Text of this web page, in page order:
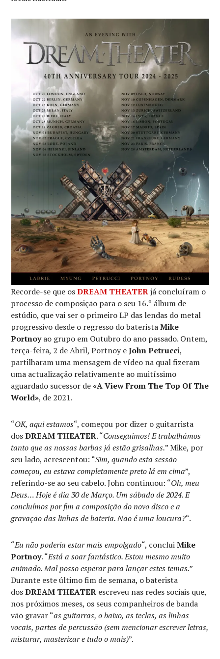
Recorde-se que osDREAM THEATERjá concluíram o
processo de composição para o seu 16.º álbum de
estúdio, que vai ser o primeiro LP das lendas do metal
progressivo desde o regresso do bateristaMike
Portnoyao grupo em Outubro do ano passado. Ontem,
terça-feira, 2 de Abril, Portnoy eJohn Petrucci,
partilharam uma mensagem de vídeo na qual fizeram
uma actualização relativamente ao muitíssimo
aguardado sucessor de«A View From The Top Of The
World», de 2021.
“OK, aqui estamos“, começou por dizer o guitarrista
dosDREAM THEATER. “Conseguimos! E trabalhámos
tanto que as nossas barbas já estão grisalhas.” Mike, por
seu lado, acrescentou: “Sim, quando esta sessão
começou, eu estava completamente preto lá em cima”,
referindo-se ao seu cabelo. John continuou: “Oh, meu
Deus… Hoje é dia 30 de Março. Um sábado de 2024. E
concluímos por fim a composição do novo disco e a
gravação das linhas de bateria. Não é uma loucura?“.
“Eu não poderia estar mais empolgado“, concluiMike
Portnoy. “Está a soar fantástico. Estou mesmo muito
animado. Mal posso esperar para lançar estes temas.”
Durante este último fim de semana, o baterista
dosDREAM THEATER escreveu nas redes sociais que,
nos próximos meses, os seus companheiros de banda
vão gravar “as guitarras, o baixo, as teclas, as linhas
vocais, partes de percussão (sem mencionar escrever letras,
misturar, masterizar e tudo o mais)”.